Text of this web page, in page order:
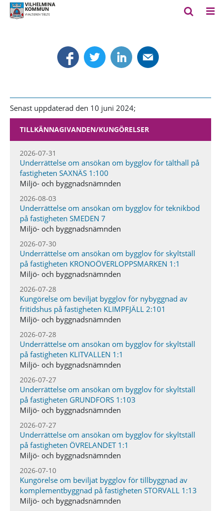
Senast uppdaterad den 10 juni 2024;
TILLKÄNNAGIVANDEN​/KUNGÖRELSER
2026-07-31
Underrättelse om ansökan om bygglov för tälthall på
fastigheten SAXNÄS 1:100
Miljö- och byggnadsnämnden
2026-08-03
Underrättelse om ansökan om bygglov för teknikbod
på fastigheten SMEDEN 7
Miljö- och byggnadsnämnden
2026-07-30
Underrättelse om ansökan om bygglov för skyltställ
på fastigheten KRONOÖVERLOPPSMARKEN 1:1
Miljö- och byggnadsnämnden
2026-07-28
Kungörelse om beviljat bygglov för nybyggnad av
fritidshus på fastigheten KLIMPFJÄLL 2:101
Miljö- och byggnadsnämnden
2026-07-28
Underrättelse om ansökan om bygglov för skyltställ
på fastigheten KLITVALLEN 1:1
Miljö- och byggnadsnämnden
2026-07-27
Underrättelse om ansökan om bygglov för skyltställ
på fastigheten GRUNDFORS 1:103
Miljö- och byggnadsnämnden
2026-07-27
Underrättelse om ansökan om bygglov för skyltställ
på fastigheten ÖVRELANDET 1:1
Miljö- och byggnadsnämnden
2026-07-10
Kungörelse om beviljat bygglov för tillbyggnad av
komplementbyggnad på fastigheten STORVALL 1:13
Miljö- och byggnadsnämnden